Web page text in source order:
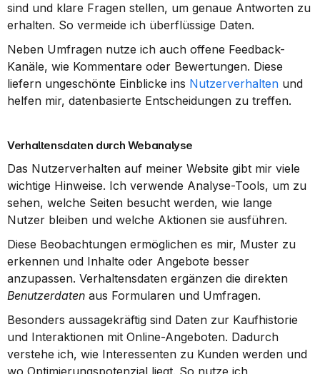
sind und klare Fragen stellen, um genaue Antworten zu
erhalten. So vermeide ich überflüssige Daten.
Neben Umfragen nutze ich auch offene Feedback-
Kanäle, wie Kommentare oder Bewertungen. Diese
liefern ungeschönte Einblicke ins Nutzerverhalten und
helfen mir, datenbasierte Entscheidungen zu treffen.
Verhaltensdaten durch Webanalyse
Das Nutzerverhalten auf meiner Website gibt mir viele
wichtige Hinweise. Ich verwende Analyse-Tools, um zu
sehen, welche Seiten besucht werden, wie lange
Nutzer bleiben und welche Aktionen sie ausführen.
Diese Beobachtungen ermöglichen es mir, Muster zu
erkennen und Inhalte oder Angebote besser
Benutzerdaten aus Formularen und Umfragen.
Besonders aussagekräftig sind Daten zur Kaufhistorie
und Interaktionen mit Online-Angeboten. Dadurch
verstehe ich, wie Interessenten zu Kunden werden und
wo Optimierungspotenzial liegt. So nutze ich